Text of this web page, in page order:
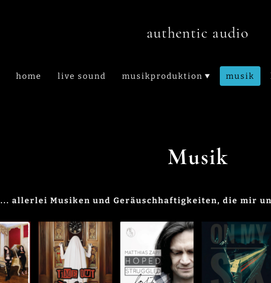
authentic audio
home live sound musikproduktion musik
Musik
... allerlei Musiken und Geräuschhaftigkeiten, die mir